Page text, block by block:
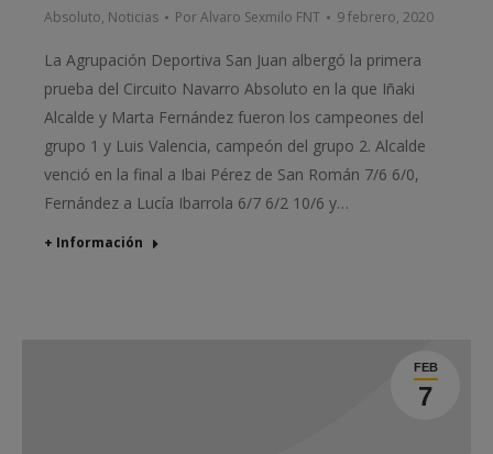
Absoluto, Noticias PorAlvaro Sexmilo FNT 9 febrero, 2020
La Agrupación Deportiva San Juan albergó la primera
prueba del Circuito Navarro Absoluto en la que Iñaki
Alcalde y Marta Fernández fueron los campeones del
grupo 1 y Luis Valencia, campeón del grupo 2. Alcalde
venció en la final a Ibai Pérez de San Román 7/6 6/0,
Fernández a Lucía Ibarrola 6/7 6/2 10/6 y…
+ Información
FEB
7